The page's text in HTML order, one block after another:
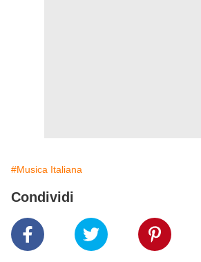
#Musica Italiana
Condividi